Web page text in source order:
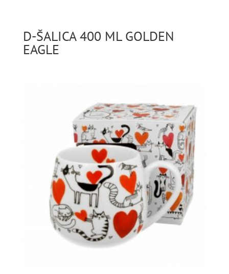
D-ŠALICA 400 ML GOLDEN
EAGLE